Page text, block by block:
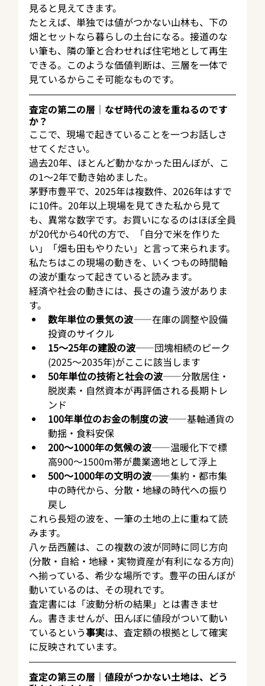
見ると見えてきます。
たとえば、単独では値がつかない山林も、下の
畑とセットなら暮らしの土台になる。接道のな
い筆も、隣の筆と合わせれば住宅地として再生
できる。このような価値判断は、三層を一体で
見ているからこそ可能なものです。
査定の第二の層｜なぜ時代の波を重ねるのです
か？
ここで、現場で起きていることを一つお話しさ
せてください。
過去20年、ほとんど動かなかった田んぼが、こ
の1〜2年で動き始めました。
茅野市豊平で、2025年は複数件、2026年はすで
に10件。20年以上現場を見てきた私から見て
も、異常な数字です。お買いになるのはほぼ全員
が20代から40代の方で、「自分で米を作りた
い」「畑も田もやりたい」と言って来られます。
私たちはこの現場の動きを、いくつもの時間軸
の波が重なって起きていると読みます。
経済や社会の動きには、長さの違う波がありま
す。
数年単位の景気の波——在庫の調整や設備
投資のサイクル
15〜25年の建設の波——団塊相続のピーク
(2025〜2035年)がここに該当します
50年単位の技術と社会の波——分散居住・
脱炭素・自然資本が再評価される長期トレ
ンド
100年単位のお金の制度の波——基軸通貨の
動揺・食料安保
200〜1000年の気候の波——温暖化下で標
高900〜1500m帯が農業適地として浮上
500〜1000年の文明の波——集約・都市集
中の時代から、分散・地縁の時代への振り
戻し
これら長短の波を、一筆の土地の上に重ねて読
みます。
八ヶ岳西麓は、この複数の波が同時に同じ方向
(分散・自給・地縁・実物資産が有利になる方向)
へ揃っている、希少な場所です。豊平の田んぼが
動いているのは、その現れです。
査定書には「波動分析の結果」とは書きませ
ん。書きませんが、田んぼに値段がついて動い
ているという事実は、査定額の根拠として確実
に反映されています。
査定の第三の層｜値段がつかない土地は、どう